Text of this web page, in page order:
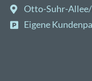
Otto-Suhr-
Eigene